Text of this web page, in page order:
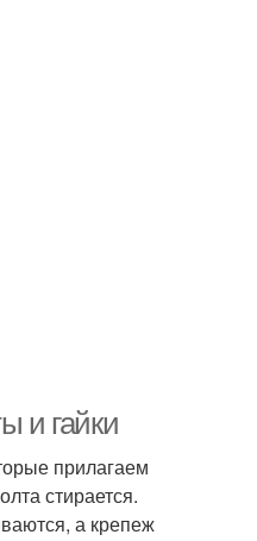
и гайки
прилагаем
стирается.
а крепеж